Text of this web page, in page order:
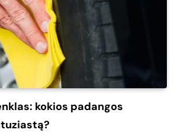
kokios padangos